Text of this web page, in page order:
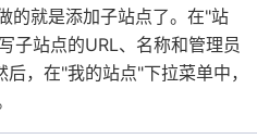
的就是添加子站点了。在"站
子站点的URL、名称和管理员
，在"我的站点"下拉菜单中，